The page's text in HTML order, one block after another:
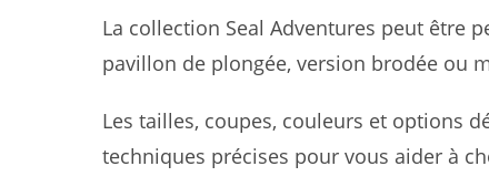
La collection Seal Adventures peut être
pavillon de plongée, version brodée ou
Les tailles, coupes, couleurs et options
techniques précises pour vous aider à